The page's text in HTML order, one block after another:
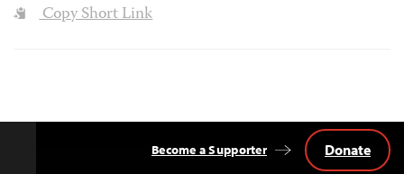
Copy Short Link
Become a Supporter Donate